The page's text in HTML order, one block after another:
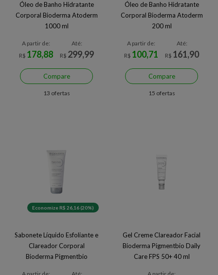
Óleo de Banho Hidratante
Corporal Bioderma Atoderm
1000 ml
A partir de:
R$ 178,88
Até:
R$ 299,99
Compare
13 ofertas
Óleo de Banho Hidratante
Corporal Bioderma Atoderm
200 ml
A partir de:
R$ 100,71
Até:
R$ 161,90
Compare
15 ofertas
Economize R$ 26,16 (20%)
Sabonete Líquido Esfoliante e
Clareador Corporal
Bioderma Pigmentbio
Gel Creme Clareador Facial
Bioderma Pigmentbio Daily
Care FPS 50+ 40 ml